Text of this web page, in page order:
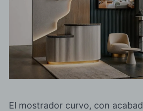
El mostrador curvo, con